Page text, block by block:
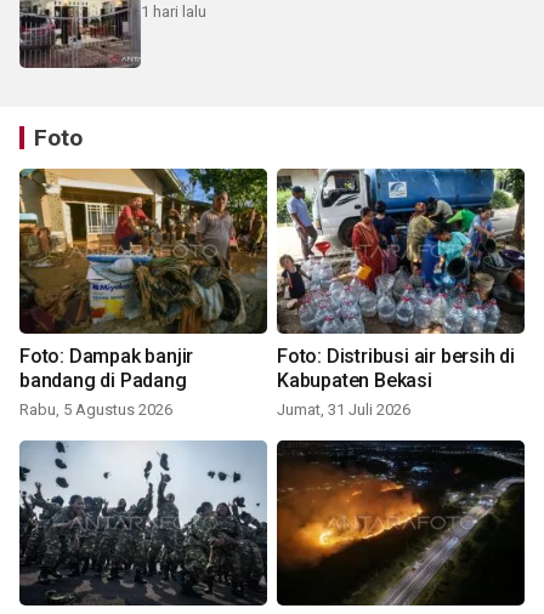
1 hari lalu
Foto
Foto: Dampak banjir
bandang di Padang
Rabu, 5 Agustus 2026
Foto: Distribusi air bersih di
Kabupaten Bekasi
Jumat, 31 Juli 2026